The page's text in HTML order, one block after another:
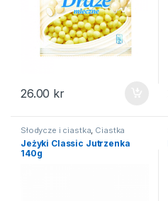
26.00 kr
Słodycze i ciastka, Ciastka
Jeżyki Classic Jutrzenka
140g